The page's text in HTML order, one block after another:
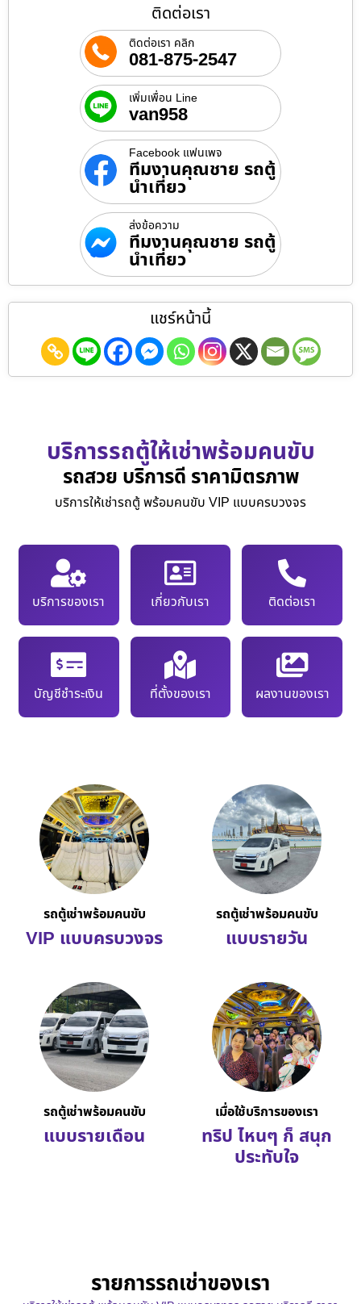
ติดต่อเรา
ติดต่อเรา คลิก
081-875-2547
เพิ่มเพื่อน Line
van958
Facebook แฟนเพจ
ทีมงานคุณชาย รถตู้
นำเที่ยว
ส่งข้อความ
ทีมงานคุณชาย รถตู้
นำเที่ยว
แชร์หน้านี้
บริการรถตู้ให้เช่าพร้อมคนขับ
รถสวย บริการดี ราคามิตรภาพ
บริการให้เช่ารถตู้ พร้อมคนขับ VIP แบบครบวงจร
บริการของเรา เกี่ยวกับเรา ติดต่อเรา
บัญชีชำระเงิน ที่ตั้งของเรา ผลงานของเรา
รถตู้เช่าพร้อมคนขับ
VIP แบบครบวงจร
รถตู้เช่าพร้อมคนขับ
แบบรายวัน
รถตู้เช่าพร้อมคนขับ
แบบรายเดือน
เมื่อใช้บริการของเรา
ทริป ไหนๆ ก็ สนุก
ประทับใจ
รายการรถเช่าของเรา